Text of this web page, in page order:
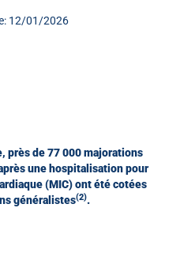
12/01/2026
près de 77 000 majorations
une hospitalisation pour
(MIC) ont été cotées
généralistes(2).